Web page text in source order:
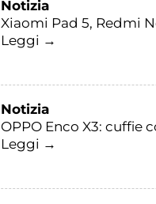
Notizia
Xiaomi Pad 5, Redmi
Leggi →
Notizia
OPPO Enco X3: cuffie
Leggi →